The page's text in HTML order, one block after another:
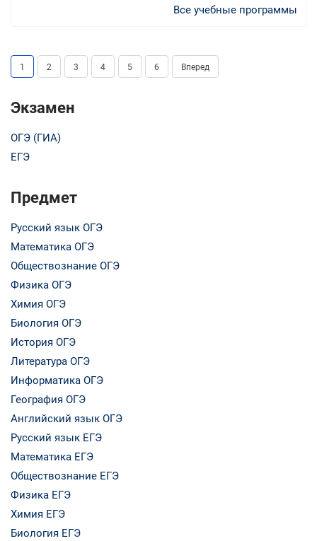
Все учебные программы
1 2 3 4 5 6 Вперед
Экзамен
ОГЭ (ГИА)
ЕГЭ
Предмет
Русский язык ОГЭ
Математика ОГЭ
Обществознание ОГЭ
Физика ОГЭ
Химия ОГЭ
Биология ОГЭ
История ОГЭ
Литература ОГЭ
Информатика ОГЭ
География ОГЭ
Английский язык ОГЭ
Русский язык ЕГЭ
Математика ЕГЭ
Обществознание ЕГЭ
Физика ЕГЭ
Химия ЕГЭ
Биология ЕГЭ